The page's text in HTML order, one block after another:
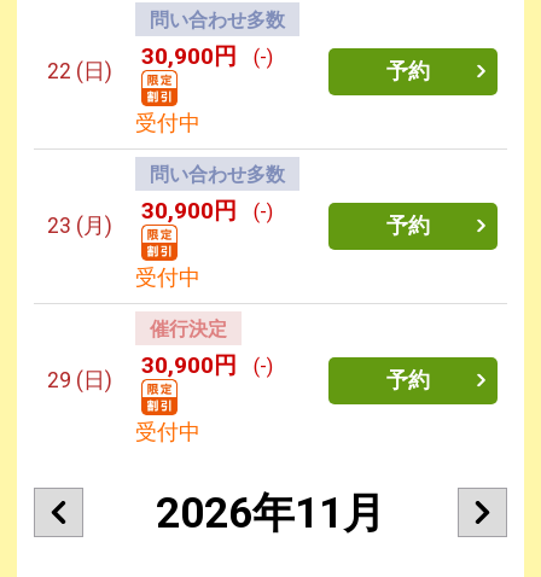
22 (日)
問い合わせ多数
30,900円 (-)
受付中
予約
23 (月)
問い合わせ多数
30,900円 (-)
受付中
予約
29 (日)
催行決定
30,900円 (-)
受付中
予約
2026年11月